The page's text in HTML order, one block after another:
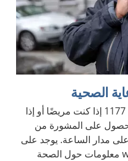
يمكنك الاتصال هاتفيًا على الرقم 1177 إذا كنت مريضًا أو إذا
على المشورة من
مدار الساعة. يوجد على
الموقع الإلكتروني www.1177.se معلومات حول الصحة